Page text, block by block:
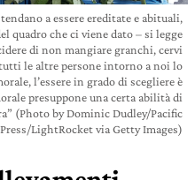
a essere ereditate e abituali,
quadro che ci viene dato – si legge
di non mangiare granchi, cervi
le altre persone intorno a noi lo
l’essere in grado di scegliere è
presuppone una certa abilità di
(Photo by Dominic Dudley/Pacific
Press/LightRocket via Getty Images)